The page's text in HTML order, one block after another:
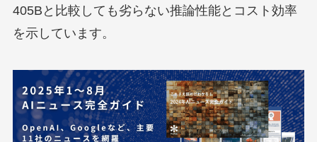
405Bと比較しても劣らない推論性能とコスト効率
を示しています。